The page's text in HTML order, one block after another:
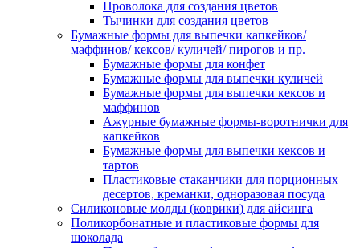
Проволока для создания цветов
Тычинки для создания цветов
Бумажные формы для выпечки капкейков/
маффинов/ кексов/ куличей/ пирогов и пр.
Бумажные формы для конфет
Бумажные формы для выпечки куличей
Бумажные формы для выпечки кексов и
маффинов
Ажурные бумажные формы-воротнички для
капкейков
Бумажные формы для выпечки кексов и
тартов
Пластиковые стаканчики для порционных
десертов, креманки, одноразовая посуда
Силиконовые молды (коврики) для айсинга
Поликорбонатные и пластиковые формы для
шоколада